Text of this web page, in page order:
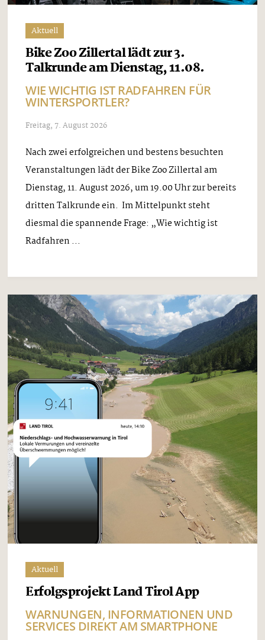
Aktuell
Bike Zoo Zillertal lädt zur 3.
Talkrunde am Dienstag, 11.08.
WIE WICHTIG IST RADFAHREN FÜR
WINTERSPORTLER?
Freitag, 7. August 2026
Nach zwei erfolgreichen und bestens besuchten
Veranstaltungen lädt der Bike Zoo Zillertal am
Dienstag, 11. August 2026, um 19.00 Uhr zur bereits
dritten Talkrunde ein. Im Mittelpunkt steht
diesmal die spannende Frage: „Wie wichtig ist
Radfahren ...
Aktuell
Erfolgsprojekt Land Tirol App
WARNUNGEN, INFORMATIONEN UND
SERVICES DIREKT AM SMARTPHONE